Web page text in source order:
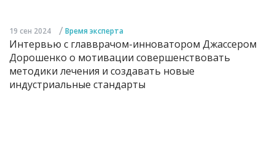
19 сен 2024 / Время эксперта
Интервью с главврачом-инноватором Джассером
Дорошенко о мотивации совершенствовать
методики лечения и создавать новые
индустриальные стандарты